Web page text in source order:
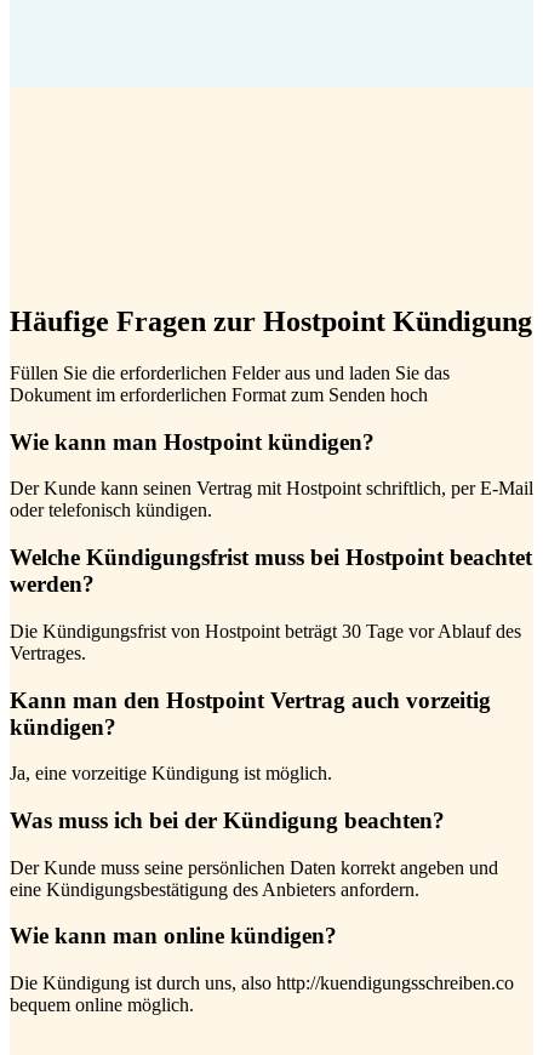
Häufige Fragen zur Hostpoint Kündigung
Füllen Sie die erforderlichen Felder aus und laden Sie das
Dokument im erforderlichen Format zum Senden hoch
Wie kann man Hostpoint kündigen?
Der Kunde kann seinen Vertrag mit Hostpoint schriftlich, per E-Mail
oder telefonisch kündigen.
Welche Kündigungsfrist muss bei Hostpoint beachtet
werden?
Die Kündigungsfrist von Hostpoint beträgt 30 Tage vor Ablauf des
Vertrages.
Kann man den Hostpoint Vertrag auch vorzeitig
kündigen?
Ja, eine vorzeitige Kündigung ist möglich.
Was muss ich bei der Kündigung beachten?
Der Kunde muss seine persönlichen Daten korrekt angeben und
eine Kündigungsbestätigung des Anbieters anfordern.
Wie kann man online kündigen?
Die Kündigung ist durch uns, also http://kuendigungsschreiben.co
bequem online möglich.